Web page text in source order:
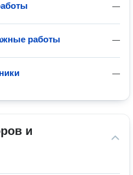
—
—
работы
—
и